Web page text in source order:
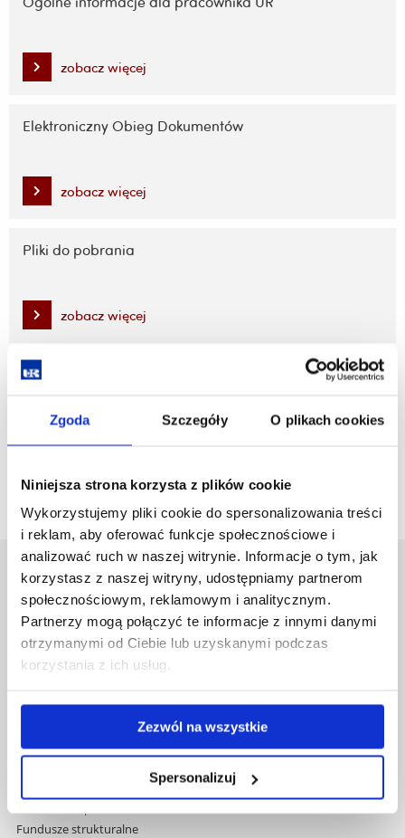
Zgoda Szczegóły O plikach cookies
Niniejsza strona korzysta z plików cookie
Wykorzystujemy pliki cookie do spersonalizowania treści
i reklam, aby oferować funkcje społecznościowe i
analizować ruch w naszej witrynie. Informacje o tym, jak
korzystasz z naszej witryny, udostępniamy partnerom
społecznościowym, reklamowym i analitycznym.
Partnerzy mogą połączyć te informacje z innymi danymi
otrzymanymi od Ciebie lub uzyskanymi podczas
korzystania z ich usług.
Zezwól na wszystkie
Spersonalizuj
treści
zobacz więcej
Elektroniczny Obieg Dokumentów
zobacz więcej
Pliki do pobrania
zobacz więcej
Wirtualna uczelnia
Uniwersytet Rzeszowski
Al. Tadeusza Rejtana 16C
35-959 Rzeszów
Pomiń
treści
Polityka prywatności
Biblioteka
Covid info
Fundusze strukturalne